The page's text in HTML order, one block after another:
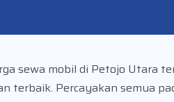
sewa mobil di Petojo Utara
terbaik. Percayakan semua